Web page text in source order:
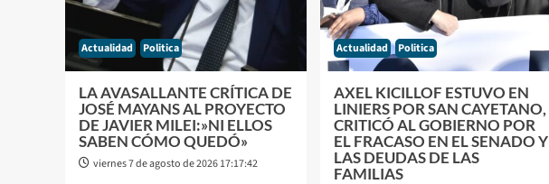
Actualidad Politica
LA AVASALLANTE CRÍTICA DE
JOSÉ MAYANS AL PROYECTO
DE JAVIER MILEI:»NI ELLOS
SABEN CÓMO QUEDÓ»
viernes 7 de agosto de 2026 17:17:42
Actualidad Politica
AXEL KICILLOF ESTUVO EN
LINIERS POR SAN CAYETANO,
CRITICÓ AL GOBIERNO POR
EL FRACASO EN EL SENADO Y
LAS DEUDAS DE LAS
FAMILIAS